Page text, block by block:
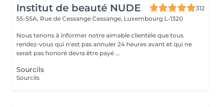
Institut de beauté NUDE
312
55-55A, Rue de Cessange Cessange, Luxembourg L-1320
Nous tenons à informer notre aimable clientèle que tous
rendez-vous qui n'est pas annuler 24 heures avant et qui ne
serait pas honoré devra être payé ...
Sourcils
Sourcils